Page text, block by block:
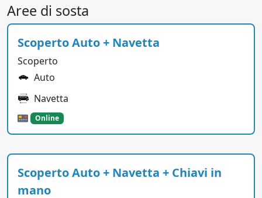
Aree di sosta
Scoperto Auto + Navetta
Scoperto
Auto
Navetta
Online
Scoperto Auto + Navetta + Chiavi in
mano